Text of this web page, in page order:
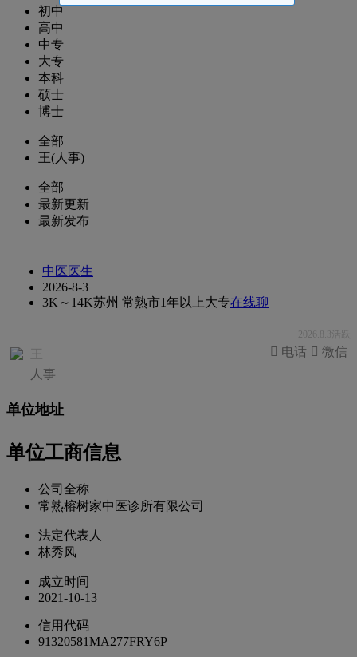
初中
高中
中专
大专
本科
硕士
博士
全部
王(人事)
全部
最新更新
最新发布
中医医生
2026-8-3
3K～14K苏州 常熟市1年以上大专在线聊
2026.8.3活跃
人事
 微信
 电话
单位地址
单位工商信息
公司全称
常熟榕树家中医诊所有限公司
法定代表人
林秀风
成立时间
2021-10-13
信用代码
91320581MA277FRY6P